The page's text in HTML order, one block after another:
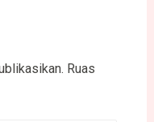
Ruas